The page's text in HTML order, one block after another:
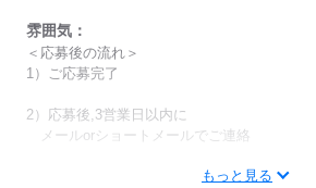
★がっつりフルタイムで稼ぎたい
09：00～18：00
10：00～19：00
■実働：８時間
雰囲気：
＜応募後の流れ＞
1）ご応募完了
2）応募後,3営業日以内に
メールorショートメールでご連絡
もっと見る